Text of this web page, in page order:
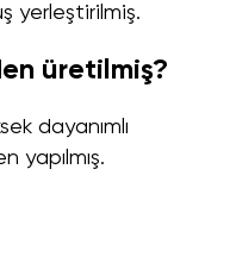
yerleştirilmiş.
üretilmiş?
dayanımlı
yapılmış.